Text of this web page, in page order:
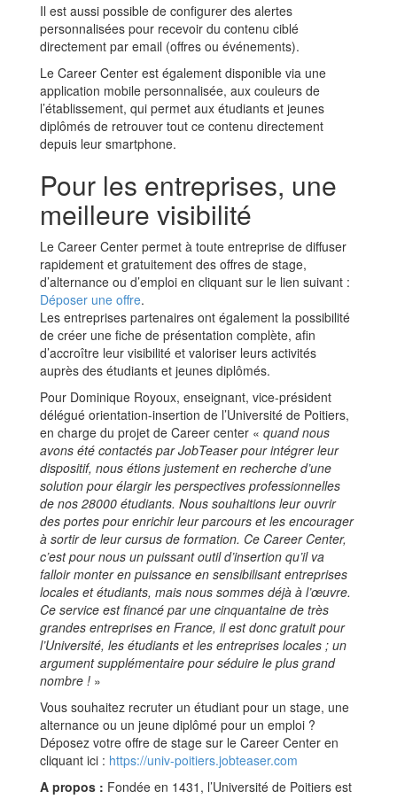
Il est aussi possible de configurer des alertes
personnalisées pour recevoir du contenu ciblé
directement par email (offres ou événements).
Le Career Center est également disponible via une
application mobile personnalisée, aux couleurs de
l’établissement, qui permet aux étudiants et jeunes
diplômés de retrouver tout ce contenu directement
depuis leur smartphone.
Pour les entreprises, une
meilleure visibilité
Le Career Center permet à toute entreprise de diffuser
rapidement et gratuitement des offres de stage,
d’alternance ou d’emploi en cliquant sur le lien suivant :
Déposer une offre.
Les entreprises partenaires ont également la possibilité
de créer une fiche de présentation complète, afin
d’accroître leur visibilité et valoriser leurs activités
auprès des étudiants et jeunes diplômés.
Pour Dominique Royoux, enseignant, vice-président
délégué orientation-insertion de l’Université de Poitiers,
en charge du projet de Career center « quand nous
avons été contactés par JobTeaser pour intégrer leur
dispositif, nous étions justement en recherche d’une
solution pour élargir les perspectives professionnelles
de nos 28000 étudiants. Nous souhaitions leur ouvrir
des portes pour enrichir leur parcours et les encourager
à sortir de leur cursus de formation. Ce Career Center,
c’est pour nous un puissant outil d’insertion qu’il va
falloir monter en puissance en sensibilisant entreprises
locales et étudiants, mais nous sommes déjà à l’œuvre.
Ce service est financé par une cinquantaine de très
grandes entreprises en France, il est donc gratuit pour
l’Université, les étudiants et les entreprises locales ; un
argument supplémentaire pour séduire le plus grand
nombre ! »
Vous souhaitez recruter un étudiant pour un stage, une
alternance ou un jeune diplômé pour un emploi ?
Déposez votre offre de stage sur le Career Center en
cliquant ici : https://univ-poitiers.jobteaser.com
A propos : Fondée en 1431, l’Université de Poitiers est